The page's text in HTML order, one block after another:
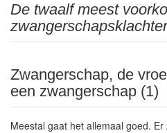
De twaalf meest
Zwangerschap, de
een zwangerschap (1)
Meestal gaat het allemaal goed.